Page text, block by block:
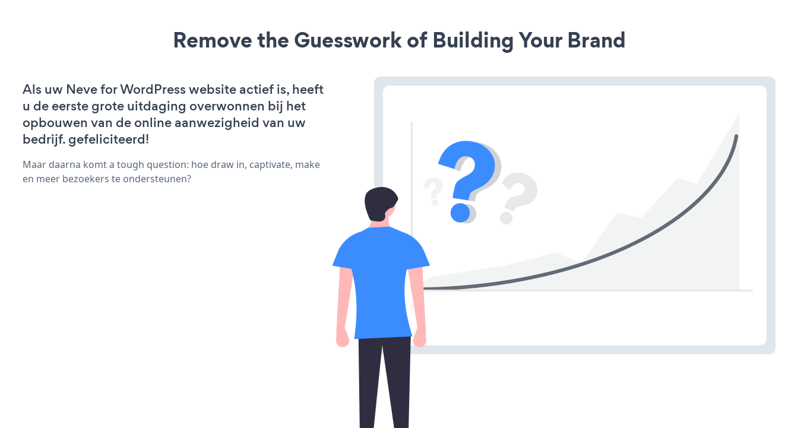
Remove the Guesswork of Building Your Brand
Als uw Neve for WordPress website actief is, heeft
u de eerste grote uitdaging overwonnen bij het
opbouwen van de online aanwezigheid van uw
bedrijf. gefeliciteerd!
Maar daarna komt a tough question: hoe draw in, captivate, make
en meer bezoekers te ondersteunen?